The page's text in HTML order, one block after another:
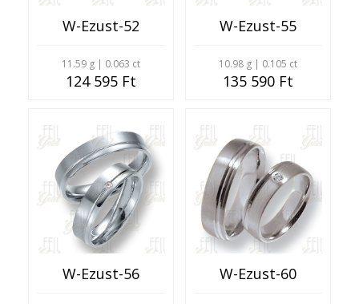
W-Ezust-52
11.59 g | 0.063 ct
124 595 Ft
W-Ezust-55
10.98 g | 0.105 ct
135 590 Ft
W-Ezust-56 W-Ezust-60